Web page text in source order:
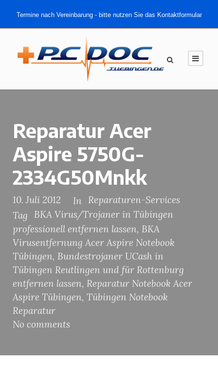
Termine nach Vereinbarung - bitte nutzen Sie das Kontaktformular
Reparatur Acer
Aspire 5750G-
2334G50Mnkk
10. Juli 2012 In
Reparaturen-Services
Tag
BKA Virus/Trojaner in Tübingen
professionell entfernen lassen, BKA
Virusentfernung Acer Aspire Notebook
Tübingen, Bundestrojaner UCash in
Tübingen Reutlingen und für Rottenburg
entfernen lassen, Reparatur Notebook Acer
Aspire Tübingen, Tübingen Notebook
Reparatur
No comments